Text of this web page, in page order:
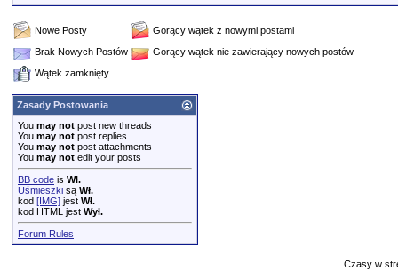
Nowe Posty
Gorący wątek z nowymi postami
Brak Nowych Postów
Gorący wątek nie zawierający nowych postów
Wątek zamknięty
Zasady Postowania
You may not post new threads
You may not post replies
You may not post attachments
You may not edit your posts
BB code is Wł.
Uśmieszki są Wł.
kod [IMG] jest Wł.
kod HTML jest Wył.
Forum Rules
Czasy w